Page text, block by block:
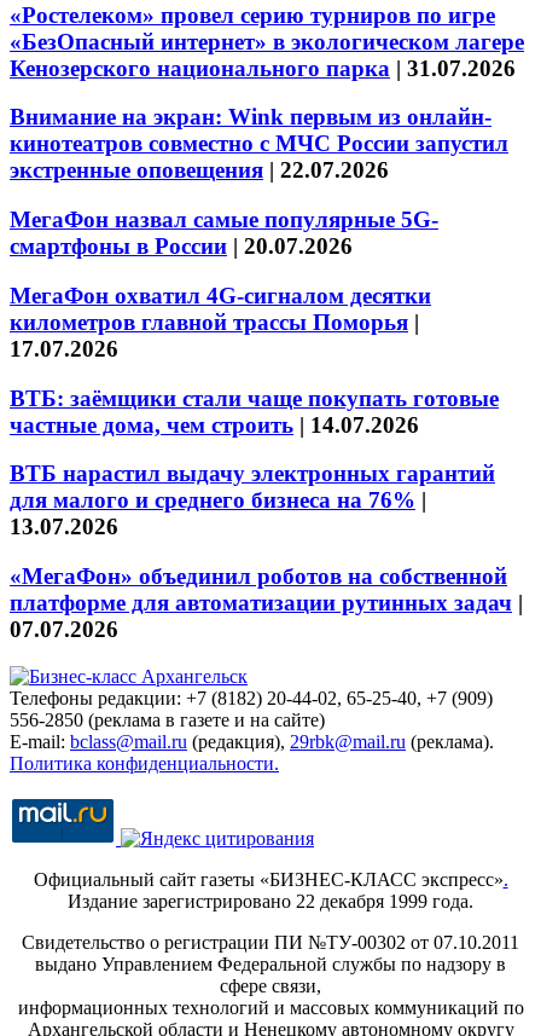
«Ростелеком» провел серию турниров по игре
«БезОпасный интернет» в экологическом лагере
Кенозерского национального парка | 31.07.2026
Внимание на экран: Wink первым из онлайн-
кинотеатров совместно с МЧС России запустил
экстренные оповещения | 22.07.2026
МегаФон назвал самые популярные 5G-
смартфоны в России | 20.07.2026
МегаФон охватил 4G-сигналом десятки
километров главной трассы Поморья |
17.07.2026
ВТБ: заёмщики стали чаще покупать готовые
частные дома, чем строить | 14.07.2026
ВТБ нарастил выдачу электронных гарантий
для малого и среднего бизнеса на 76% |
13.07.2026
«МегаФон» объединил роботов на собственной
платформе для автоматизации рутинных задач |
07.07.2026
Телефоны редакции: +7 (8182) 20-44-02, 65-25-40, +7 (909)
556-2850 (реклама в газете и на сайте)
E-mail: bclass@mail.ru (редакция), 29rbk@mail.ru (реклама).
Политика конфиденциальности.
Официальный сайт газеты «БИЗНЕС-КЛАСС экспресс».
Издание зарегистрировано 22 декабря 1999 года.
Свидетельство о регистрации ПИ №ТУ-00302 от 07.10.2011
выдано Управлением Федеральной службы по надзору в
сфере связи,
информационных технологий и массовых коммуникаций по
Архангельской области и Ненецкому автономному округу